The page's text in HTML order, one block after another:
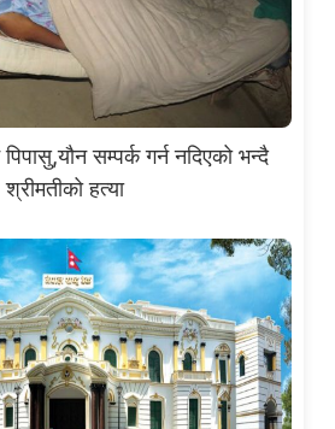
सम्पर्क गर्न नदिएको भन्दै
श्रीमतीको हत्या